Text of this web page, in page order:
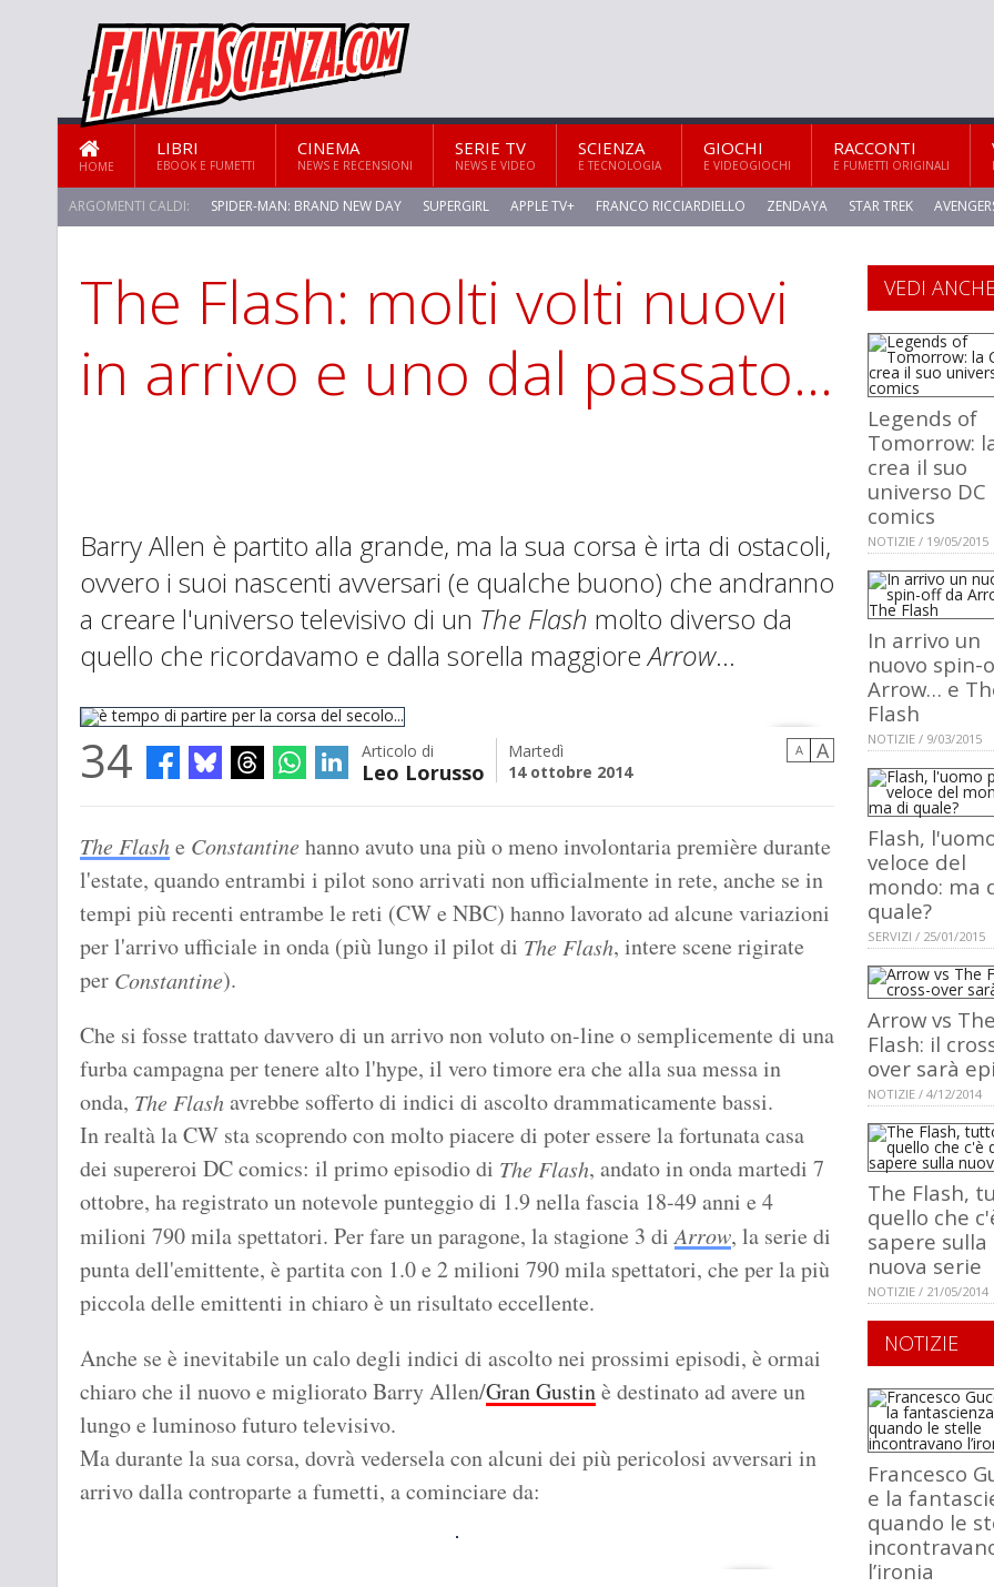
HOME
LIBRI
EBOOK E FUMETTI
CINEMA
NEWS E RECENSIONI
SERIE TV
NEWS E VIDEO
SCIENZA
E TECNOLOGIA
GIOCHI
E VIDEOGIOCHI
RACCONTI
E FUMETTI ORIGINALI
ARGOMENTI CALDI: SPIDER-MAN: BRAND NEW DAY SUPERGIRL APPLE TV+ FRANCO RICCIARDIELLO ZENDAYA STAR TREK
STAR TREK: STRANGE NEW WORLDS
The Flash: molti volti nuovi
in arrivo e uno dal passato...
Barry Allen è partito alla grande, ma la sua corsa è irta di ostacoli,
ovvero i suoi nascenti avversari (e qualche buono) che andranno
a creare l'universo televisivo di un The Flash molto diverso da
quello che ricordavamo e dalla sorella maggioreArrow...
34 Articolo di
Leo Lorusso
Martedì
14 ottobre 2014
A A
The Flashe Constantine hanno avuto una più o meno involontaria première durante
l'estate, quando entrambi i pilot sono arrivati non ufficialmente in rete, anche se in
tempi più recenti entrambe le reti (CW e NBC) hanno lavorato ad alcune variazioni
per l'arrivo ufficiale in onda (più lungo il pilot di The Flash, intere scene rigirate
per Constantine).
Che si fosse trattato davvero di un arrivo non voluto on-line o semplicemente di una
furba campagna per tenere alto l'hype, il vero timore era che alla sua messa in
onda, The Flashavrebbe sofferto di indici di ascolto drammaticamente bassi.
In realtà la CW sta scoprendo con molto piacere di poter essere la fortunata casa
dei supereroi DC comics: il primo episodio di The Flash, andato in onda martedi 7
ottobre, ha registrato un notevole punteggio di 1.9 nella fascia 18-49 anni e 4
milioni 790 mila spettatori. Per fare un paragone, la stagione 3 diArrow, la serie di
punta dell'emittente, è partita con 1.0 e 2 milioni 790 mila spettatori, che per la più
piccola delle emittenti in chiaro è un risultato eccellente.
Anche se è inevitabile un calo degli indici di ascolto nei prossimi episodi, è ormai
chiaro che il nuovo e migliorato Barry Allen/Gran Gustinè destinato ad avere un
lungo e luminoso futuro televisivo.
Ma durante la sua corsa, dovrà vedersela con alcuni dei più pericolosi avversari in
arrivo dalla controparte a fumetti, a cominciare da:
VEDI ANCHE
Legends of
Tomorrow:
crea il suo
universo DC
comics
NOTIZIE / 19/05/2015
In arrivo un
nuovo spin-
Arrow… e
Flash
NOTIZIE / 9/03/2015
Flash,
veloce del
mondo: ma
quale?
SERVIZI / 25/01/2015
Arrow vs The
Flash: il
over sarà
NOTIZIE / 4/12/2014
The Flash,
quello che
sapere sulla
nuova serie
NOTIZIE / 21/05/2014
NOTIZIE
Francesco
e la
quando le
l’ironia